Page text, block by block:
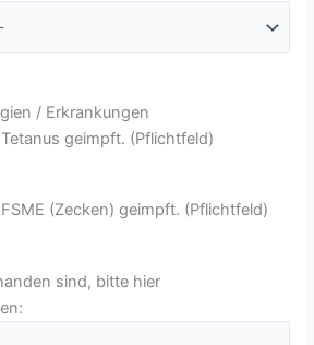
/ Erkrankungen
geimpft. (Pflichtfeld)
(Zecken) geimpft. (Pflichtfeld)
sind, bitte hier